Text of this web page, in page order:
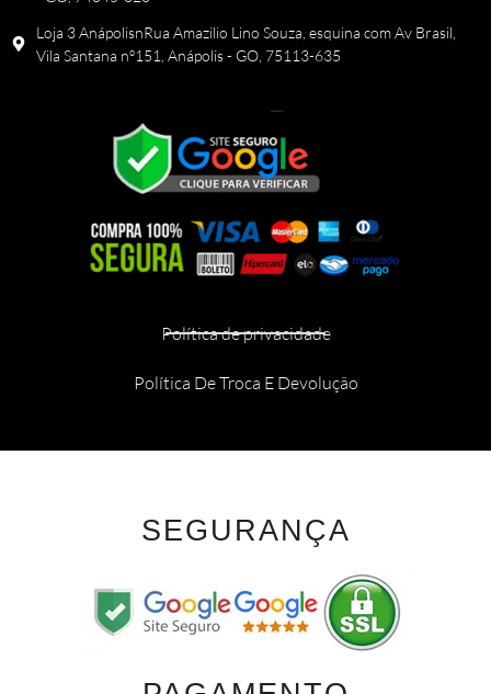
Loja 3 AnápolisnRua Amazilio Lino Souza, esquina com Av Brasil,
Vila Santana nº151, Anápolis - GO, 75113-635
Política de privacidade
Política De Troca E Devolução
SEGURANÇA